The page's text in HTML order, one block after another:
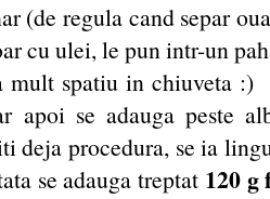
(de regula cand separ
cu ulei, le pun intr-un
mult spatiu in chiuveta
apoi se adauga peste
deja procedura, se ia
se adauga treptat 120 g